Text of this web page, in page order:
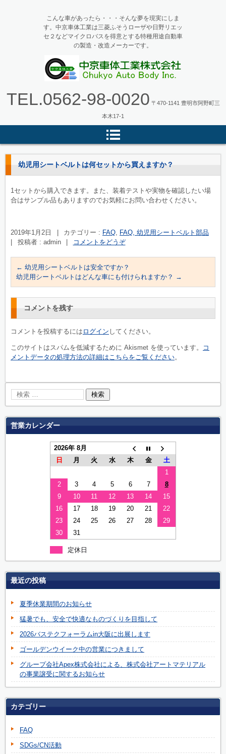
体工業
こんな車があったら・・・そんな夢を現実にしま
す。中京車体工業は三菱ふそうローザや日野リエッ
セ２などマイクロバスを得意とする特種用途自動車
の製造・改造メーカーです。
TEL.0562-98-0020 〒470-1141 豊明市阿野町三
本木17-1
幼児用シートベルトは何セットから買えますか？
1セットから購入できます。また、装着テストや実物を確認したい場
合はサンプル品もありますのでお気軽にお問い合わせください。
2019年1月2日 カテゴリー : FAQ, FAQ, 幼児用シートベルト部品
投稿者 : admin コメントをどうぞ
← 幼児用シートベルトは安全ですか？
幼児用シートベルトはどんな車にも付けられますか？ →
コメントを残す
コメントを投稿するには ログイン してください。
このサイトはスパムを低減するために Akismet を使っています。
コ
メントデータの処理方法の詳細はこちらをご覧ください。
営業カレンダー
2026年 8月
日
月 火 水 木 金
土
1
2
3 4 5 6 7
8
9
10 11 12 13 14
15
16
17 18 19 20 21
22
23
24 25 26 27 28
29
30
31
定休日
最近の投稿
夏季休業期間のお知らせ
猛暑でも、安全で快適なものづくりを目指して
2026バステクフォーラムin大阪に出展します
ゴールデンウイーク中の営業につきまして
グループ会社Apex株式会社による、株式会社アートマテリアル
の事業譲受に関するお知らせ
カテゴリー
FAQ
SDGs/CN活動